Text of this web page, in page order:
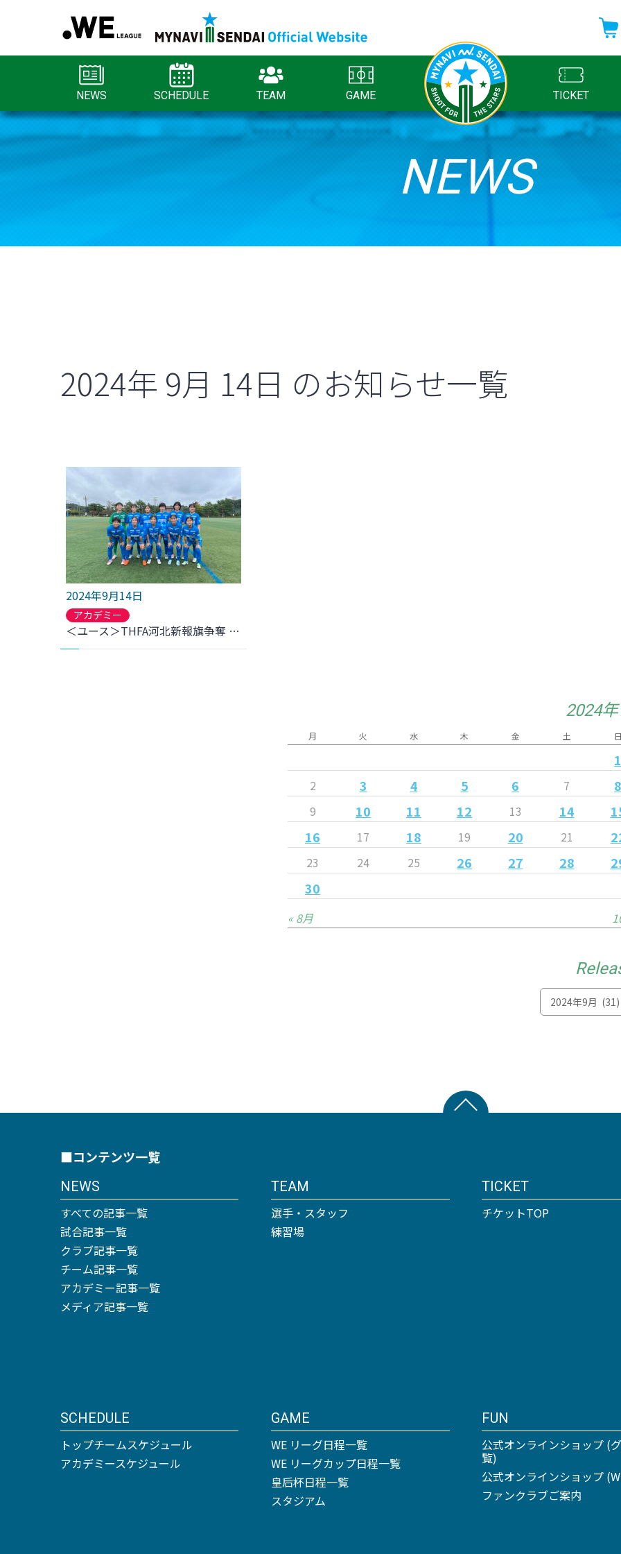
NEWS SCHEDULE TEAM GAME TICKET
NEWS
2024年 9月 14日 のお知らせ一覧
2024年9月14日
アカデミー
＜ユース＞THFA河北新報旗争奪 第43回東北女子サッカー選手権大会 兼 皇后杯JFA 第46回全日本女子サッカー選手権大会東北大会 準決勝 仙台大学戦 結果のお知らせ
2024
月 火 水 木 金 土 日
1
2 3 4 5 6 7 8
9 10 11 12 13 14
16
17 18 19 20 21
23 24 25 26 27 28
30
« 8月
■コンテンツ一覧
NEWS
すべての記事一覧
試合記事一覧
クラブ記事一覧
チーム記事一覧
アカデミー記事一覧
メディア記事一覧
SCHEDULE
トップチームスケジュール
アカデミースケジュール
TEAM
選手・スタッフ
練習場
GAME
WE リーグ日程一覧
WE リーグカップ日程一覧
皇后杯日程一覧
スタジアム
TICKET
チケットTOP
FUN
公式オンラインショップ (
覧)
公式オンラインショップ
ファンクラブご案内